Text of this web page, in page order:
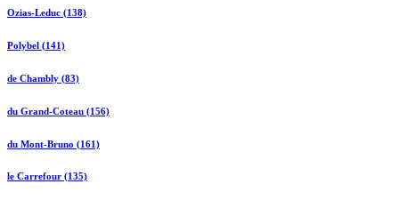
Ozias-Leduc (138)
Polybel (141)
de Chambly (83)
du Grand-Coteau (156)
du Mont-Bruno (161)
le Carrefour (135)